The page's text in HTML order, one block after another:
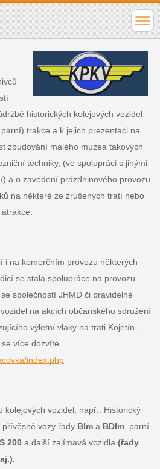
historických kolejových vozidel
trakce a k jejich prezentaci na
zbudování malého muzea takových
techniky, (ve spolupráci s jinými
a o zavedení prázdninového provozu
na některé ze zrušených tratí nebo
i na komerčním provozu některých
se stala spolupráce na provozu
společností JHMD či pravidelné
na akcích občanského sdružení
výletní vlaky na trati Kojetín-
více dozvíte
index.php
kolejových vozidel, např.: Historický
přívěsné vozy řady Blma BDlm, parní
200 a další zajímavá vozidla (řady